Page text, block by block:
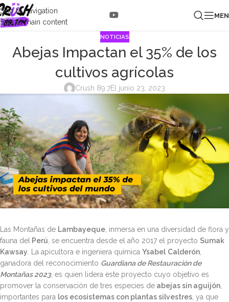
Skip to navigation
Skip to main content
NOTICIAS
Abejas Impactan el 35% de los
cultivos agrícolas
Crush 89.7El junio 23, 2023
Las Montañas de Lambayeque, inmersa en una diversidad de flora y
fauna del Perú, se encuentra desde el año 2017 el proyecto Sumak
Kawsay. La apicultora e ingeniera química Ysabel Calderón,
ganadora del reconocimiento Guardiana de Restauración de
Montañas 2023, es quien lidera este proyecto cuyo objetivo es
promover la conservación de tres especies de abejas sin aguijón,
importantes para los ecosistemas con plantas silvestres, ya que